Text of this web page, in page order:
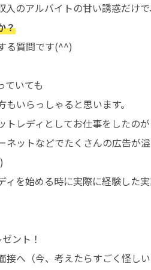
のアルバイトの甘い誘惑だけで
？
る質問です(^^)
ていても
いらっしゃると思います。
レディとしてお仕事をしたのが
ットなどでたくさんの広告が溢
を始める時に実際に経験した実
ント！
接へ（今、考えたらすごく怪しい